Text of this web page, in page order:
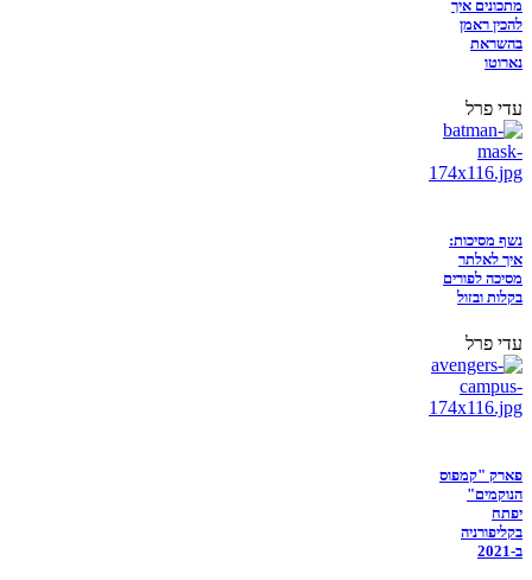
מתכונים איך
להכין ראמן
בהשראת
נארוטו
עדי פרל
נשף מסיכות:
איך לאלתר
מסיכה לפורים
בקלות ובזול
עדי פרל
פארק "קמפוס
הנוקמים"
יפתח
בקליפורניה
ב-2021